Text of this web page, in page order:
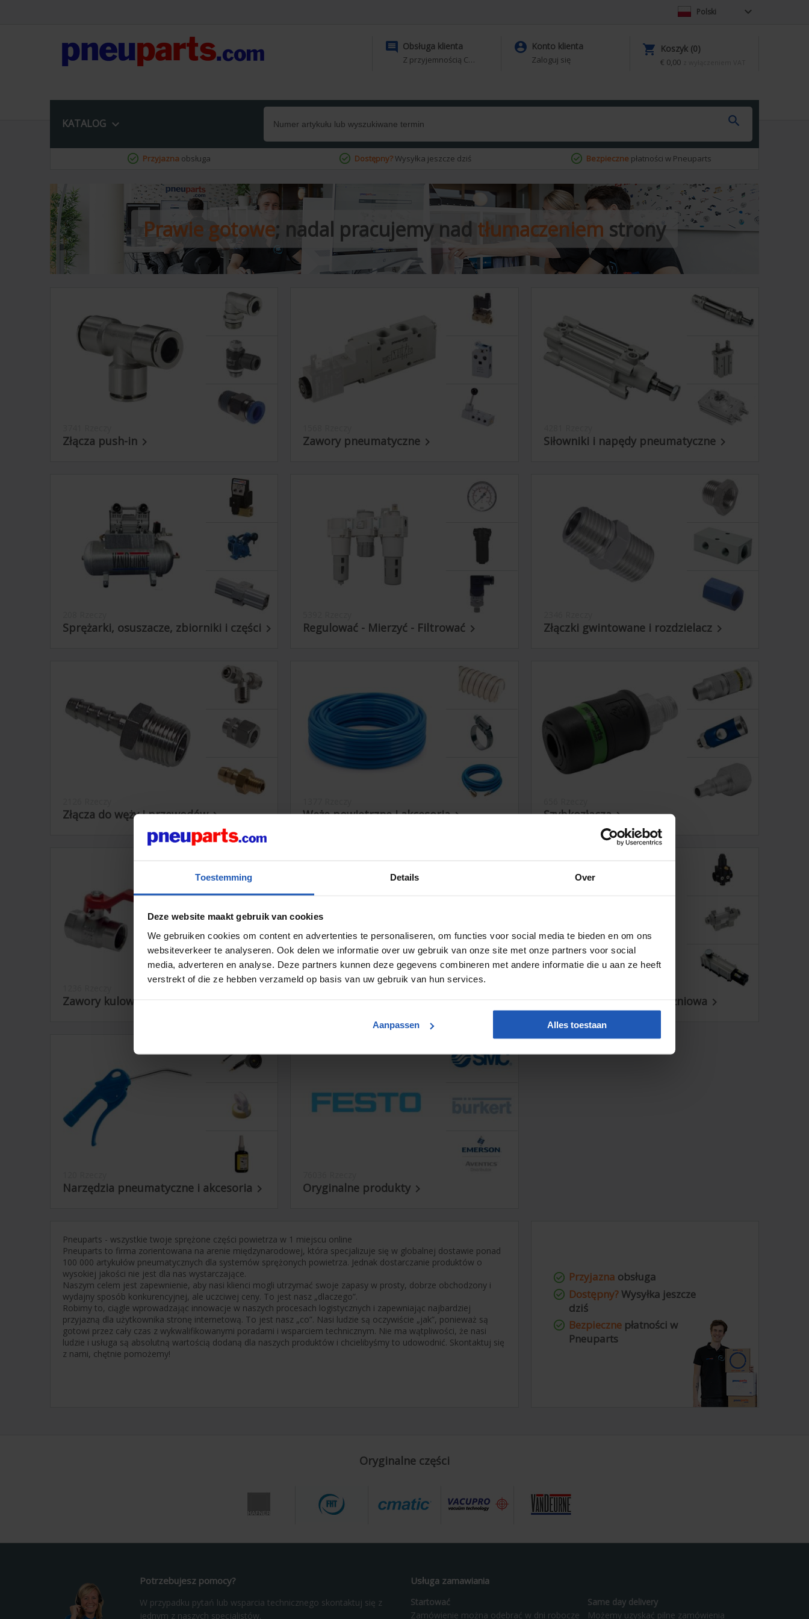
Toestemming Details Over
Deze website maakt gebruik van cookies
We gebruiken cookies om content en advertenties te personaliseren, om functies voor social media te bieden en om ons
websiteverkeer te analyseren. Ook delen we informatie over uw gebruik van onze site met onze partners voor social
media, adverteren en analyse. Deze partners kunnen deze gegevens combineren met andere informatie die u aan ze heeft
verstrekt of die ze hebben verzameld op basis van uw gebruik van hun services.
Aanpassen Alles toestaan
Polski 
 Obsługa klienta
Z przyjemnością Ci pomożemy
 Konto klienta
Zaloguj się
 Koszyk (0)
€ 0,00
KATALOG  
Przyjazna obsługa Dostępny?Wysyłka jeszcze dziś Bezpiecznepłatności w Pneuparts
Prawie gotowe; nadal pracujemy nad tłumaczeniem strony
Złącza push-in  Zawory pneumatyczne  Siłowniki i napędy pneumatyczne
Sprężarki, osuszacze, zbiorniki i części  Regulować - Mierzyć - Filtrować  Złączki gwintowane i rozdzielacz
Złącza do węży i przewodów Węże powietrzne i akcesoria Szybkozłącza
Zawory kulowe i odcinające
774 Rzeczy
VACUPRO – technika próżniowa 
Narzędzia pneumatyczne i akcesoria  Oryginalne produkty 
Pneuparts - wszystkie twoje sprężone części powietrza w 1 miejscu online
Pneuparts to firma zorientowana na arenie międzynarodowej, która specjalizuje się w globalnej dostawie ponad
100 000 artykułów pneumatycznych dla systemów sprężonych powietrza. Jednak dostarczanie produktów o
wysokiej jakości nie jest dla nas wystarczające.
Naszym celem jest zapewnienie, aby nasi klienci mogli utrzymać swoje zapasy w prosty, dobrze obchodzony i
wydajny sposób konkurencyjnej, ale uczciwej ceny. To jest nasz „dlaczego”.
Robimy to, ciągle wprowadzając innowacje w naszych procesach logistycznych i zapewniając najbardziej
przyjazną dla użytkownika stronę internetową. To jest nasz „co”. Nasi ludzie są oczywiście „jak”, ponieważ są
gotowi przez cały czas z wykwalifikowanymi poradami i wsparciem technicznym. Nie ma wątpliwości, że nasi
ludzie i usługa są absolutną wartością dodaną dla naszych produktów i chcielibyśmy to udowodnić. Skontaktuj się
z nami, chętnie pomożemy!
Przyjazna obsługa
Dostępny?Wysyłka jeszcze
dziś
Bezpiecznepłatności w
Pneuparts
Oryginalne części
Potrzebujesz pomocy?
W przypadku pytań lub wsparcia technicznego skontaktuj się z
jednym z naszych specjalistów.
Usługa zamawiania
Startować
Zamówienie można odebrać w dni robocze
Same day delivery
Możemy uzyskać pilne zamówienia